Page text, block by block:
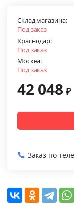
Склад магазина:
Под заказ
Краснодар:
Под заказ
Москва:
Под заказ
42 048 ₽
Заказ по